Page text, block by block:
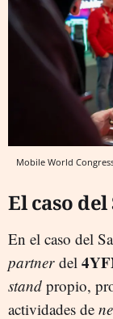
Mobile World
El caso
En el caso del
partnerdel
stand propio,
actividades de